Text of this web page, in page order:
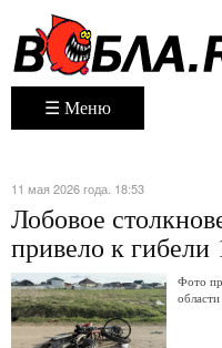
☰ Меню
11 мая 2026 года. 18:53
Лобовое
привело к гибели
Фото
области